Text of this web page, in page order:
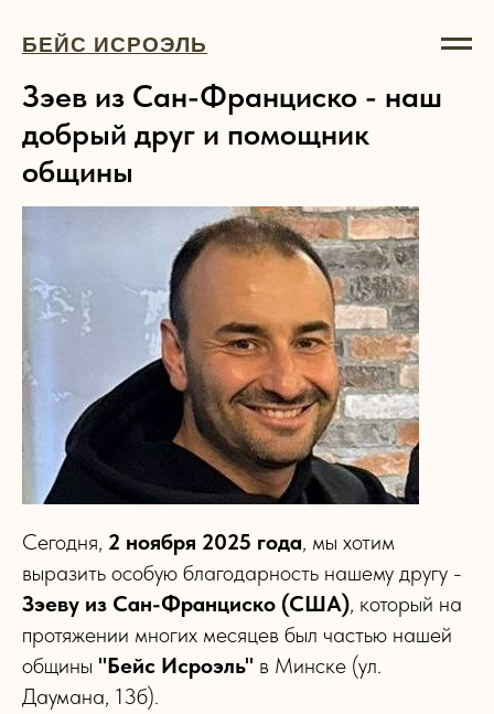
БЕЙС ИСРОЭЛЬ
Зэев из Сан-Франциско - наш
добрый друг и помощник
общины
Сегодня, 2 ноября 2025 года, мы хотим
выразить особую благодарность нашему другу -
Зэеву из Сан-Франциско (США), который на
протяжении многих месяцев был частью нашей
общины "Бейс Исроэль" в Минске (ул.
Даумана, 13б).